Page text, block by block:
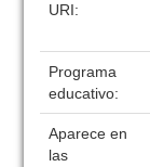
URI:
Programa
educativo:
Aparece en
las